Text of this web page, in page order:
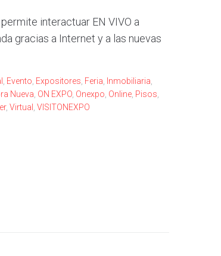
interactuar EN VIVO a
gracias a Internet y a las nuevas
, Evento, Expositores, Feria, Inmobiliaria,
Nueva, ON EXPO, Onexpo, Online, Pisos,
, Virtual , VISITONEXPO